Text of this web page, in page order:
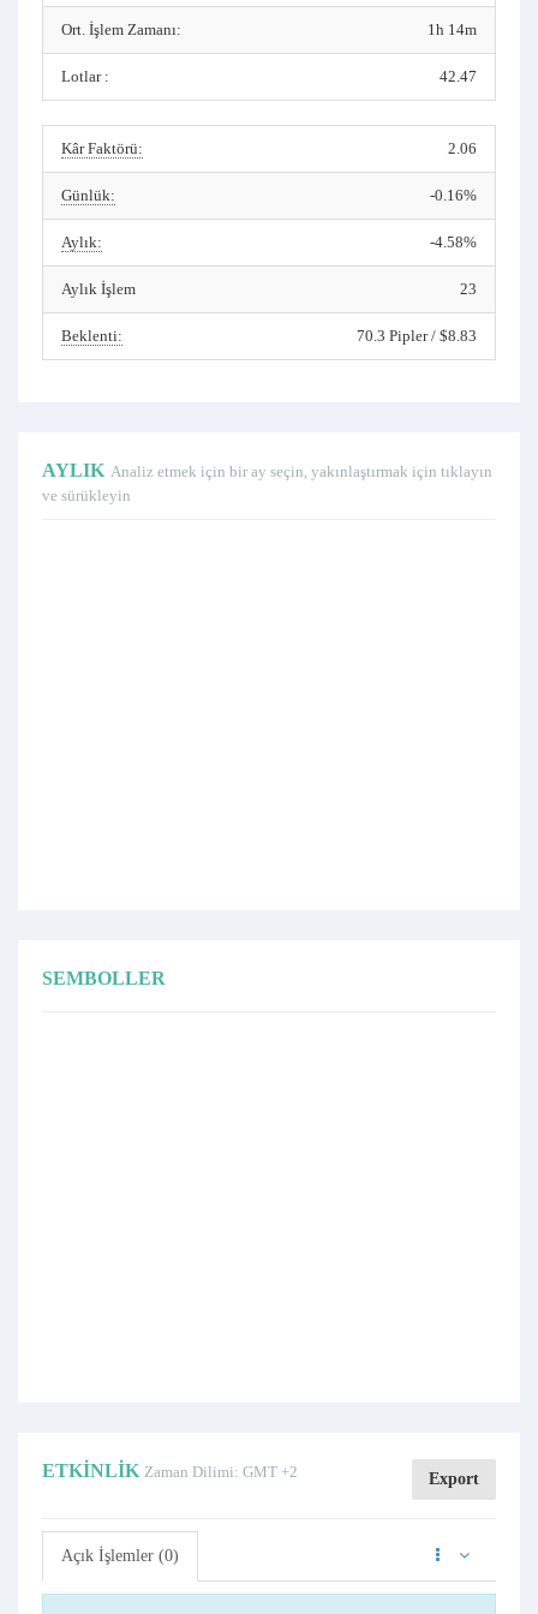
Ort. İşlem Zamanı: 1h 14m
Lotlar : 42.47
Kâr Faktörü: 2.06
Günlük: -0.16%
Aylık: -4.58%
Aylık İşlem 23
Beklenti: 70.3 Pipler / $8.83
AYLIK Analiz etmek için bir ay seçin, yakınlaştırmak için tıklayın
ve sürükleyin
SEMBOLLER
ETKINLIK Zaman Dilimi: GMT +2 Export
Açık İşlemler (0)